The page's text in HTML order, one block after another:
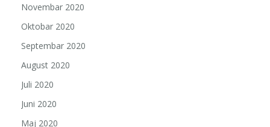
Novembar 2020
Oktobar 2020
Septembar 2020
August 2020
Juli 2020
Juni 2020
Maj 2020